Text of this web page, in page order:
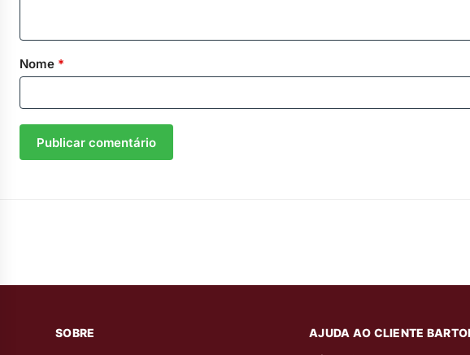
Nome *
SOBRE AJUDA AO CLIENTE